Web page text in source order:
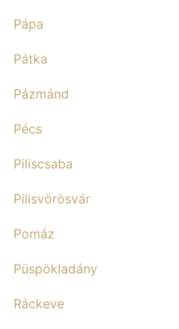
Pápa
Pátka
Pázmánd
Pécs
Piliscsaba
Pilisvörösvár
Pomáz
Püspökladány
Ráckeve